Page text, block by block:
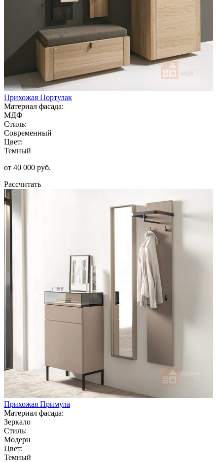
Прихожая Портулак
Материал фасада:
МДФ
Стиль:
Современный
Цвет:
Темный
от 40 000 руб.
Рассчитать
Прихожая Примула
Материал фасада:
Зеркало
Стиль:
Модерн
Цвет:
Темный